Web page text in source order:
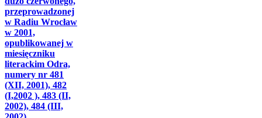
przeprowadzonej
w Radiu Wrocław
w 2001,
opublikowanej w
miesięczniku
literackim Odra,
numery nr 481
(XII, 2001), 482
(I,2002 ), 483 (II,
2002), 484 (III,